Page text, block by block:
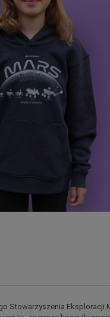
Stowarzyszenia Eksploracji